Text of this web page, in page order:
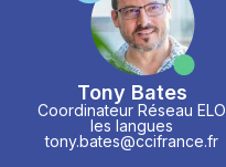
Tony Bates
Coordinateur Réseau ELO
les langues
tony.bates@ccifrance.fr